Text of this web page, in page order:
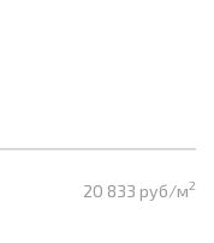
20 833 руб/м2